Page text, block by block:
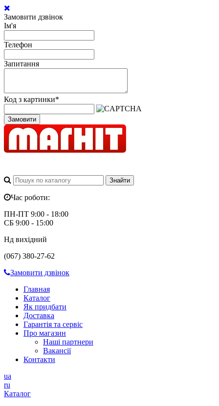
Замовити дзвінок
Ім'я
Телефон
Запитання
Код з картинки*
Замовити
Час роботи:
ПН-ПТ 9:00 - 18:00
СБ 9:00 - 15:00
Нд вихідний
(067) 380-27-62
Замовити дзвінок
Главная
Каталог
Як придбати
Доставка
Гарантія та сервіс
Про магазин
Наші партнери
Вакансії
Контакти
ua
ru
Каталог